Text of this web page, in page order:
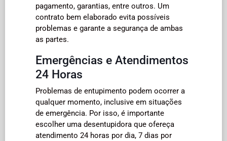
pagamento, garantias, entre outros. Um
contrato bem elaborado evita possíveis
problemas e garante a segurança de ambas
as partes.
Emergências e Atendimentos
24 Horas
Problemas de entupimento podem ocorrer a
qualquer momento, inclusive em situações
de emergência. Por isso, é importante
escolher uma desentupidora que ofereça
atendimento 24 horas por dia, 7 dias por